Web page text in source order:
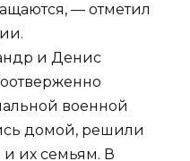
— отметил
и Денис
военной
домой, решили
их семьям. В